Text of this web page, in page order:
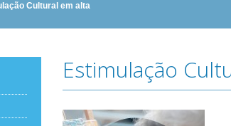
Cultural em alta
Estimulação